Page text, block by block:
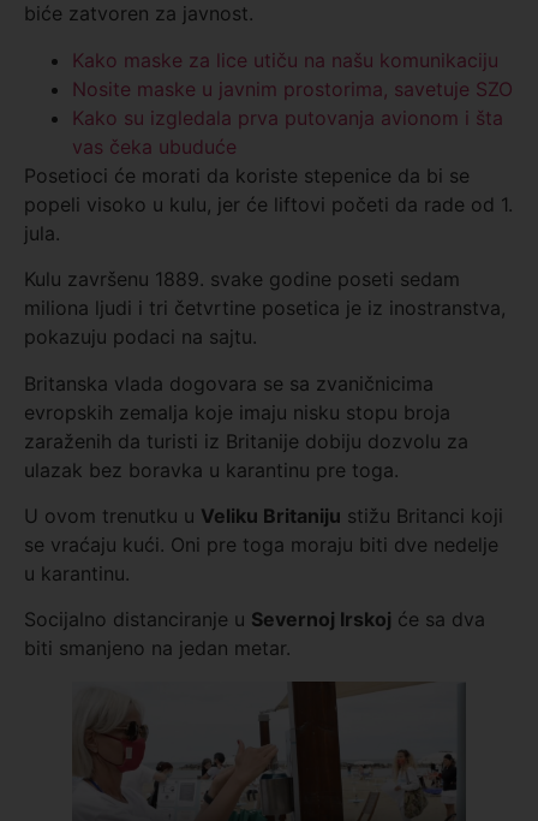
biće zatvoren za javnost.
Kako maske za lice utiču na našu komunikaciju
Nosite maske u javnim prostorima, savetuje SZO
Kako su izgledala prva putovanja avionom i šta
vas čeka ubuduće
Posetioci će morati da koriste stepenice da bi se
popeli visoko u kulu, jer će liftovi početi da rade od 1.
jula.
Kulu završenu 1889. svake godine poseti sedam
miliona ljudi i tri četvrtine posetica je iz inostranstva,
pokazuju podaci na sajtu.
Britanska vlada dogovara se sa zvaničnicima
evropskih zemalja koje imaju nisku stopu broja
zaraženih da turisti iz Britanije dobiju dozvolu za
ulazak bez boravka u karantinu pre toga.
U ovom trenutku u Veliku Britaniju stižu Britanci koji
se vraćaju kući. Oni pre toga moraju biti dve nedelje
u karantinu.
Socijalno distanciranje u Severnoj Irskoj će sa dva
biti smanjeno na jedan metar.